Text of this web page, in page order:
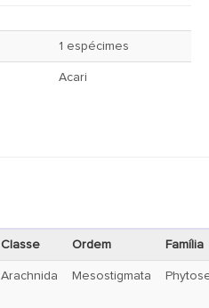
1 espécimes
Acari
Classe Ordem Família
Arachnida Mesostigmata